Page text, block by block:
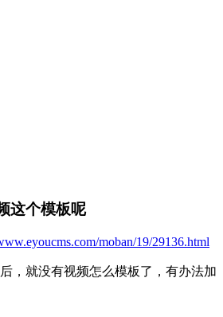
这个模板呢
moban/19/29136.html
，就没有视频怎么模板了，有办法加